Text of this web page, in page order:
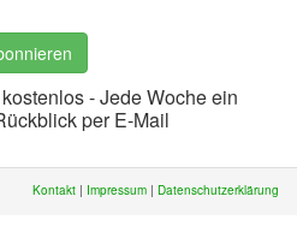
- Jede Woche ein
per E-Mail
Kontakt | Impressum | Datenschutzerklärung